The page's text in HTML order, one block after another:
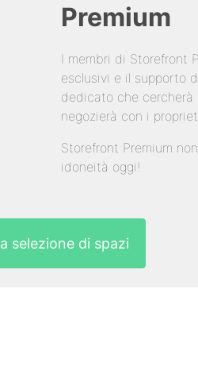
Premium
I membri di Storefront
esclusivi e il supporto
dedicato che cercherà
negozierà con i
Storefront Premium
idoneità oggi!
selezione di spazi